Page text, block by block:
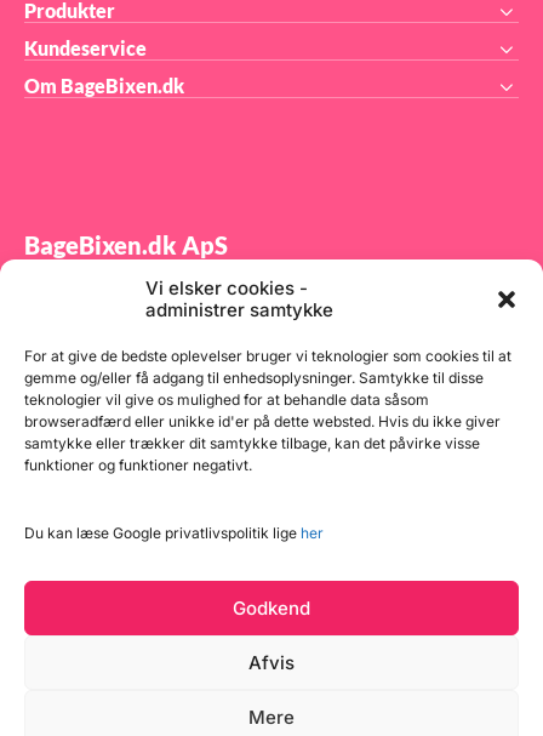
Vi elsker cookies -
administrer samtykke
For at give de bedste oplevelser bruger vi teknologier som cookies til at
gemme og/eller få adgang til enhedsoplysninger. Samtykke til disse
teknologier vil give os mulighed for at behandle data såsom
browseradfærd eller unikke id'er på dette websted. Hvis du ikke giver
samtykke eller trækker dit samtykke tilbage, kan det påvirke visse
funktioner og funktioner negativt.
Du kan læse Google privatlivspolitik lige her
Godkend
Afvis
Mere
Produkter
Kundeservice
Om BageBixen.dk
BageBixen.dk ApS
Tilmeld dig vores nyhedsbrev og modtag gode tilbud
samt spændende produktnyheder direkte i din
indbakke.